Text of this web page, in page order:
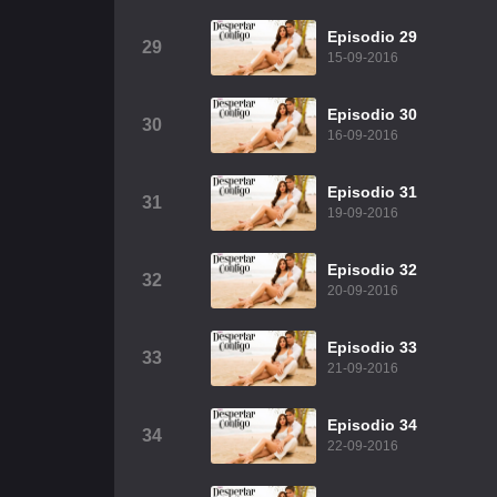
29
Episodio 29
15-09-2016
30
Episodio 30
16-09-2016
31
Episodio 31
19-09-2016
32
Episodio 32
20-09-2016
33
Episodio 33
21-09-2016
34
Episodio 34
22-09-2016